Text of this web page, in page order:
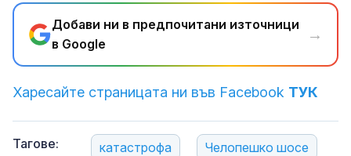
Добави ни в предпочитани източници
в Google
→
Харесайте страницата ни във Facebook ТУК
Тагове: катастрофа Челопешко шосе